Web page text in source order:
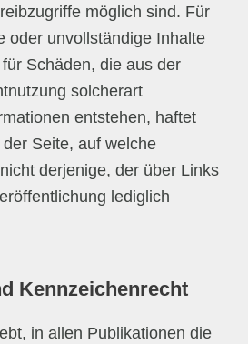
möglich sind. Für
oder unvollständige Inhalte
Schäden, die aus der
solcherart
entstehen, haftet
Seite, auf welche
derjenige, der über Links
lediglich
Kennzeichenrecht
in allen Publikationen die